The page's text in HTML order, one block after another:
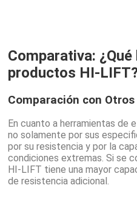
Comparativa:
productos HI-
Comparación con
En cuanto a herramientas de
no solamente por sus
por su resistencia y por la
condiciones extremas. Si se
HI-LIFT tiene una mayor
de resistencia adicional.